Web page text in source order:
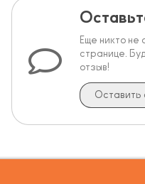
Еще никто не
странице.
отзыв!
Оставить